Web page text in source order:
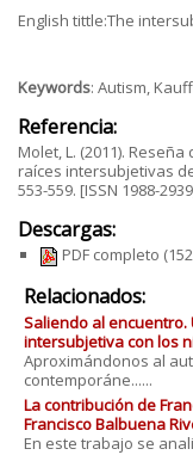
English tittle:The
Keywords: Autism,
Referencia:
Molet, L. (2011).
raíces intersubjetivas
553-559. [ISSN 1988-
Descargas:
PDF completo
Relacionados:
Saliendo al
intersubjetiva con los
Aproximándonos al
contemporáne......
La contribución de
Francisco Balbuena
En este trabajo se